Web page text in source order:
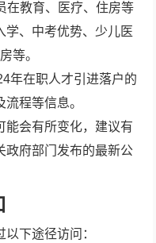
在教育、医疗、住房等
学、中考优势、少儿医
等。
年在职人才引进落户的
程等信息。
能会有所变化，建议有
政府部门发布的最新公
下途径访问：